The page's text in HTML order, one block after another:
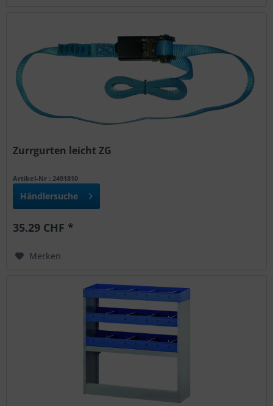
Zurrgurten leicht ZG
Artikel-Nr : 2491810
Händlersuche
35.29 CHF *
Merken